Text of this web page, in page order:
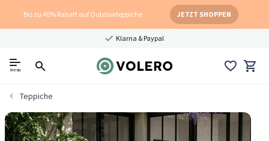
Bis zu 40% Rabatt auf Outdoorteppiche JETZT SHOPPEN
Klarna & Paypal
menu
Teppiche